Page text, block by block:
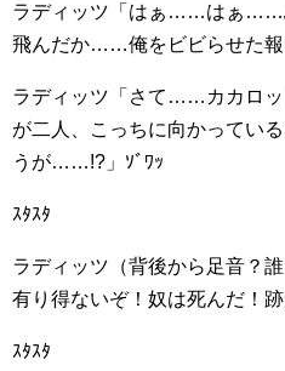
ラディッツ「はぁ……はぁ……
飛んだか……俺をビビらせた報
ラディッツ「さて……カカロッ
が二人、こっちに向かってい
うが……!?」ｿﾞﾜｯ
ｽﾀｽﾀ
ラディッツ（背後から足音？
有り得ないぞ！奴は死んだ！
ｽﾀｽﾀ